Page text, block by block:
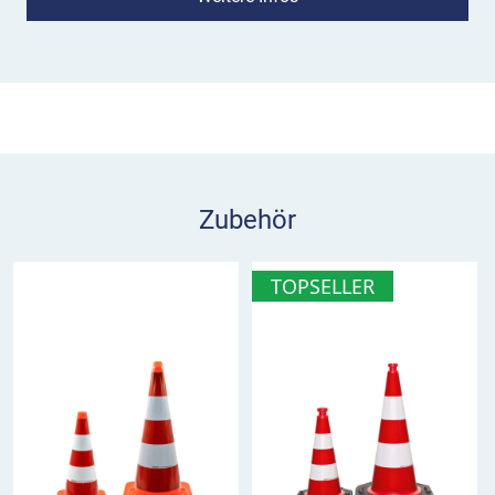
können liegend platziert oder senkrecht
synchronisiert sich automatisch mit einer
Blitzleuchten zu einem Lauflicht.
: Durch ihre robuste Konstruktion
können sie von schweren Fahrzeugen (bis 22
Tonnen) überfahren werden. Sie müssen also vor
dem Eintreffen großer Einsatzwagen nicht
Zubehör
TOPSELLER